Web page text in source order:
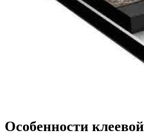
Особенности